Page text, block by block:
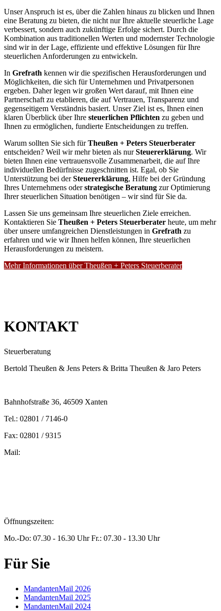
Unser Anspruch ist es, über die Zahlen hinaus zu blicken und Ihnen
eine Beratung zu bieten, die nicht nur Ihre aktuelle steuerliche Lage
verbessert, sondern auch zukünftige Erfolge sichert. Durch die
Kombination aus traditionellen Werten und modernster Technologie
sind wir in der Lage, effiziente und effektive Lösungen für Ihre
steuerlichen Anforderungen zu entwickeln.
In Grefrath kennen wir die spezifischen Herausforderungen und
Möglichkeiten, die sich für Unternehmen und Privatpersonen
ergeben. Daher legen wir großen Wert darauf, mit Ihnen eine
Partnerschaft zu etablieren, die auf Vertrauen, Transparenz und
gegenseitigem Verständnis basiert. Unser Ziel ist es, Ihnen einen
klaren Überblick über Ihre steuerlichen Pflichten zu geben und
Ihnen zu ermöglichen, fundierte Entscheidungen zu treffen.
Warum sollten Sie sich fürTheußen + Peters Steuerberater
entscheiden? Weil wir mehr bieten als nurSteuererklärung. Wir
bieten Ihnen eine vertrauensvolle Zusammenarbeit, die auf Ihre
individuellen Bedürfnisse zugeschnitten ist. Egal, ob Sie
Unterstützung bei derSteuererklärung, Hilfe bei der Gründung
Ihres Unternehmens oderstrategische Beratung zur Optimierung
Ihrer steuerlichen Situation benötigen – wir sind für Sie da.
Lassen Sie uns gemeinsam Ihre steuerlichen Ziele erreichen.
Kontaktieren Sie Theußen + Peters Steuerberater heute, um mehr
über unsere umfangreichen Dienstleistungen in Grefrath zu
erfahren und wie wir Ihnen helfen können, Ihre steuerlichen
Herausforderungen zu meistern.
Mehr Informationen über Theußen + Peters Steuerberater
KONTAKT
Steuerberatung
Bertold Theußen & Jens Peters & Britta Theußen & Jaro Peters
Bahnhofstraße 36, 46509 Xanten
Tel.: 02801 / 7146-0
Fax: 02801 / 9315
Mail:
Öffnungszeiten:
Mo.-Do: 07.30 - 16.30 Uhr Fr.: 07.30 - 13.30 Uhr
Für Sie
MandantenMail 2026
MandantenMail 2025
MandantenMail 2024